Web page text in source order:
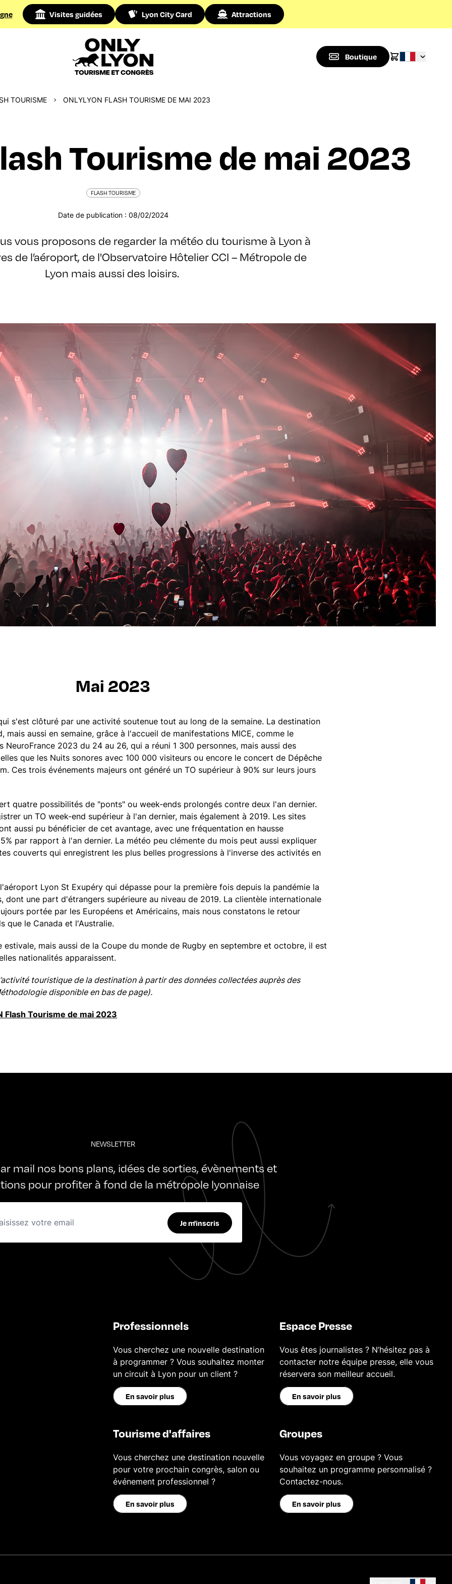
Visites guidées Lyon City Card Attractions
Boutique
TOURISME ONLYLYON FLASH TOURISME DE MAI 2023
Tourisme de mai 2023
FLASH TOURISME
Date de publication : 08/02/2024
vous proposons de regarder la météo du tourisme à Lyon à
de l’aéroport, de l'Observatoire Hôtelier CCI – Métropole de
Lyon mais aussi des loisirs.
Mai 2023
s'est clôturé par une activité soutenue tout au long de la semaine. La destination
mais aussi en semaine, grâce à l'accueil de manifestations MICE, comme le
NeuroFrance 2023 du 24 au 26, qui a réuni 1 300 personnes, mais aussi des
que les Nuits sonores avec 100 000 visiteurs ou encore le concert de Dépêche
Ces trois événements majeurs ont généré un TO supérieur à 90% sur leurs jours
quatre possibilités de "ponts" ou week-ends prolongés contre deux l'an dernier.
un TO week-end supérieur à l'an dernier, mais également à 2019. Les sites
aussi pu bénéficier de cet avantage, avec une fréquentation en hausse
par rapport à l'an dernier. La météo peu clémente du mois peut aussi expliquer
couverts qui enregistrent les plus belles progressions à l'inverse des activités en
Lyon St Exupéry qui dépasse pour la première fois depuis la pandémie la
dont une part d'étrangers supérieure au niveau de 2019. La clientèle internationale
portée par les Européens et Américains, mais nous constatons le retour
que le Canada et l'Australie.
mais aussi de la Coupe du monde de Rugby en septembre et octobre, il est
nationalités apparaissent.
touristique de la destination à partir des données collectées auprès des
disponible en bas de page).
Flash Tourisme de mai 2023
NEWSLETTER
mail nos bons plans, idées de sorties, évènements et
pour profiter à fond de la métropole lyonnaise
Je m'inscris
Professionnels
Vous cherchez une nouvelle destination
à programmer ? Vous souhaitez monter
un circuit à Lyon pour un client ?
En savoir plus
Espace Presse
Vous êtes journalistes ? N’hésitez pas à
contacter notre équipe presse, elle vous
réservera son meilleur accueil.
En savoir plus
Tourisme d'affaires
Vous cherchez une destination nouvelle
pour votre prochain congrès, salon ou
événement professionnel ?
En savoir plus
Groupes
Vous voyagez en groupe ? Vous
souhaitez un programme personnalisé ?
Contactez-nous.
En savoir plus